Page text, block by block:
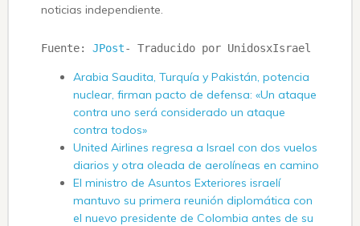
noticias independiente.
Fuente: JPost- Traducido por UnidosxIsrael
Arabia Saudita, Turquía y Pakistán, potencia
nuclear, firman pacto de defensa: «Un ataque
contra uno será considerado un ataque
contra todos»
United Airlines regresa a Israel con dos vuelos
diarios y otra oleada de aerolíneas en camino
El ministro de Asuntos Exteriores israelí
mantuvo su primera reunión diplomática con
el nuevo presidente de Colombia antes de su